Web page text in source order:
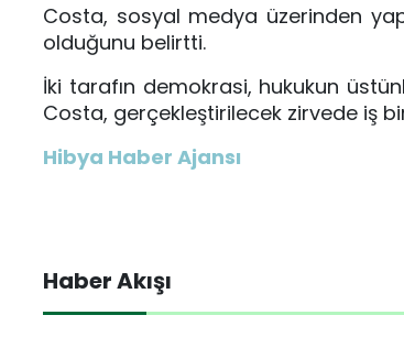
Costa, sosyal medya üzerinden
olduğunu belirtti.
İki tarafın demokrasi, hukukun
Costa, gerçekleştirilecek zirvede iş
Hibya Haber Ajansı
Haber Akışı